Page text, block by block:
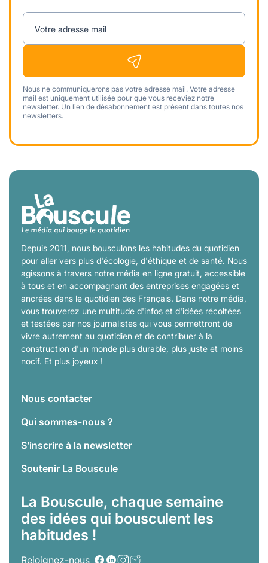
Votre adresse mail
Nous ne communiquerons pas votre adresse mail. Votre adresse
mail est uniquement utilisée pour que vous receviez notre
newsletter. Un lien de désabonnement est présent dans toutes nos
newsletters.
Depuis 2011, nous bousculons les habitudes du quotidien
pour aller vers plus d'écologie, d'éthique et de santé. Nous
agissons à travers notre média en ligne gratuit, accessible
à tous et en accompagnant des entreprises engagées et
ancrées dans le quotidien des Français. Dans notre média,
vous trouverez une multitude d'infos et d'idées récoltées
et testées par nos journalistes qui vous permettront de
vivre autrement au quotidien et de contribuer à la
construction d'un monde plus durable, plus juste et moins
nocif. Et plus joyeux !
Nous contacter
Qui sommes-nous ?
S’inscrire à la newsletter
Soutenir La Bouscule
La Bouscule, chaque semaine
des idées qui bousculent les
habitudes !
Rejoignez-nous